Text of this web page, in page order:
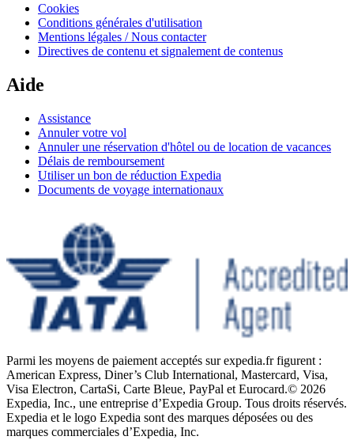
Cookies
Conditions générales d'utilisation
Mentions légales / Nous contacter
Directives de contenu et signalement de contenus
Aide
Assistance
Annuler votre vol
Annuler une réservation d'hôtel ou de location de vacances
Délais de remboursement
Utiliser un bon de réduction Expedia
Documents de voyage internationaux
Parmi les moyens de paiement acceptés sur expedia.fr figurent :
American Express, Diner’s Club International, Mastercard, Visa,
Visa Electron, CartaSi, Carte Bleue, PayPal et Eurocard.© 2026
Expedia, Inc., une entreprise d’Expedia Group. Tous droits réservés.
Expedia et le logo Expedia sont des marques déposées ou des
marques commerciales d’Expedia, Inc.